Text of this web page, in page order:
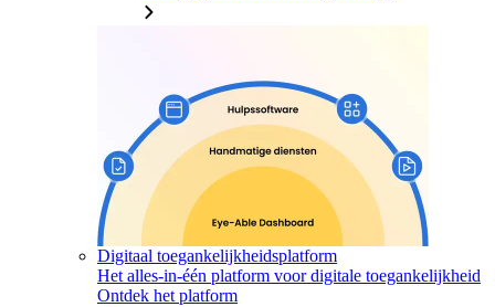
Digitaal toegankelijkheidsplatform
Het alles-in-één platform voor digitale toegankelijkheid
Ontdek het platform